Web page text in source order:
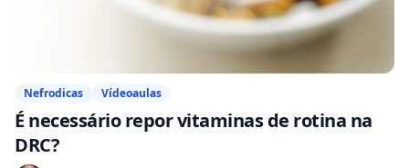
Nefrodicas Vídeoaulas
É necessário repor vitaminas de rotina na
DRC?